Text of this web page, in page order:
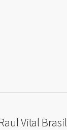
Vital